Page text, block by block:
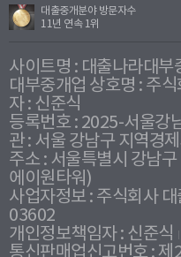
대출중개분야 방문자수
11년 연속 1위
사이트명 : 대출나라대부
대부중개업 상호명 : 주
자 : 신준식
등록번호 : 2025-서울강
관 : 서울 강남구 지역경
주소 : 서울특별시 강남
에이원타워)
사업자정보 : 주식회사
03602
개인정보책임자 : 신준식
통신판매업신고번호 :